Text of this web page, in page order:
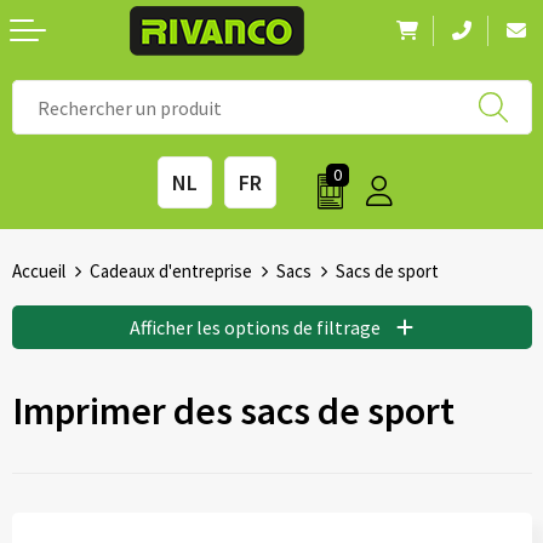
NL FR 0
Gourdes et Bouteilles
Papeterie
Enfants & jeux
◼ Produits écologiques
◼ Équipement de survie
Accueil Cadeaux d'entreprise Sacs Sacs de sport
Afficher les options de filtrage
Imprimer des sacs de sport